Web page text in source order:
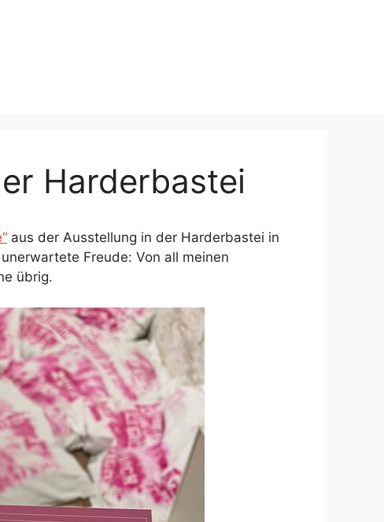
Harderbastei
aus der Ausstellung in der Harderbastei in
Freude: Von all meinen
übrig.